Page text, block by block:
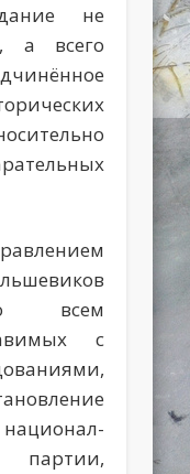
не
а всего
всем
с
партии,